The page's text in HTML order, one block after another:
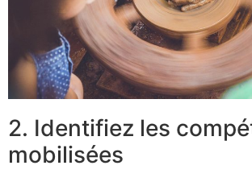
2. Identifiez les
mobilisées